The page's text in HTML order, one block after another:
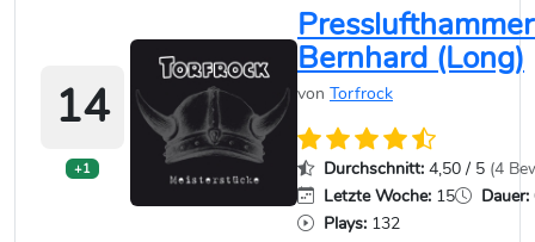
14
+1
Bernhard (Long)
von Torfrock
Durchschnitt: 4,50 / 5 (4
Letzte Woche: 15 Dauer:
Plays: 132